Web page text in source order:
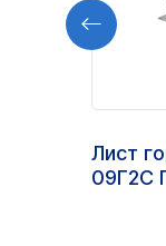
Лист
09Г2С